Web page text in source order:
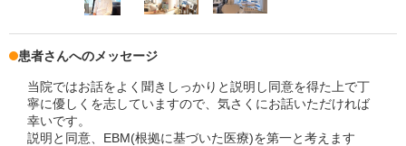
患者さんへのメッセージ
当院ではお話をよく聞きしっかりと説明し同意を得た上で丁
寧に優しくを志していますので、気さくにお話いただければ
幸いです。
説明と同意、EBM(根拠に基づいた医療)を第一と考えます